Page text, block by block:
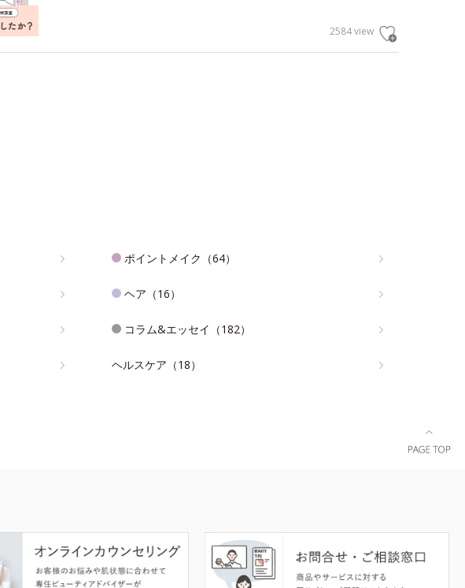
2584 view
ポイントメイク（64）
ヘア（16）
コラム&エッセイ（182）
ヘルスケア（18）